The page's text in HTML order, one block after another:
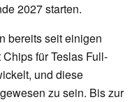
2027 starten.
bereits seit einigen
für Teslas Full-
und diese
zu sein. Bis zur